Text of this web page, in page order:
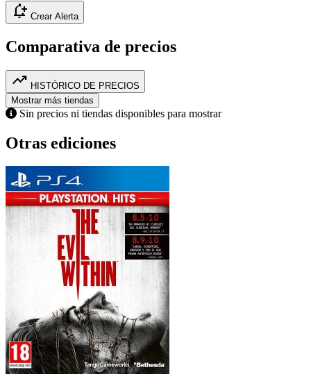
notification_add Crear Alerta
Comparativa de precios
trending_up HISTÓRICO DE PRECIOS
Mostrar más tiendas
Sin precios ni tiendas disponibles para mostrar
Otras ediciones